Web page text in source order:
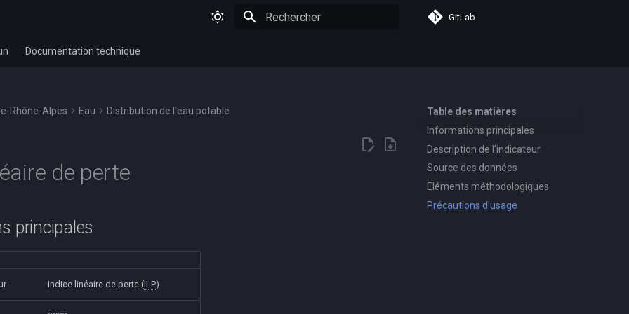
GitLab
Documentation technique
Table des matières
Informations principales
Description de l'indicateur
Source des données
Eléments méthodologiques
Précautions d'usage
Rhône-Alpes Eau Distribution de l'eau potable
de perte
principales
Indice linéaire de perte (ILP)